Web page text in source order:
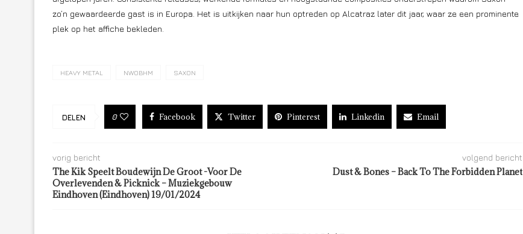
zo’n gewaardeerde gast is in Europa. Het is uitkijken naar hun optreden op Alcatraz later dit jaar, waar ze een prominente
plek op het affiche bekleden.
HEAVY METAL NWOBHM SAXON
DELEN 0 Facebook Twitter Pinterest Linkedin Email
vorig bericht
The Kik Speelt Boudewijn De Groot -Voor De
Overlevenden & Picknick – Muziekgebouw
Eindhoven (Eindhoven) 19/01/2024
volgend bericht
Dust & Bones – Back To The Forbidden Planet